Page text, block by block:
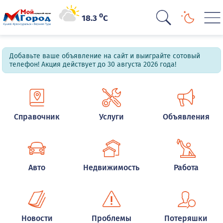
18.3oC
Добавьте ваше объявление на сайт и выиграйте сотовый
телефон! Акция действует до 30 августа 2026 года!
Справочник Услуги Объявления
Авто Недвижимость Работа
Новости Проблемы Потеряшки